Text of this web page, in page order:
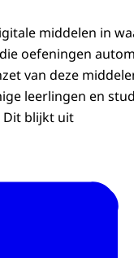
middelen in
oefeningen
van deze
leerlingen en
Dit blijkt uit